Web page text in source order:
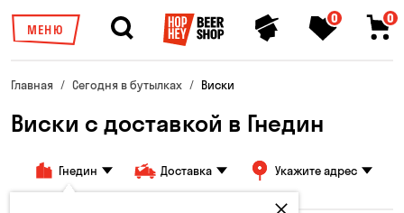
МЕНЮ
0 0
Главная Сегодня в бутылках Виски
Виски с доставкой в Гнедин
Гнедин Доставка Укажите адрес